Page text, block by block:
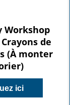
Workshop
de
(À monter
ici